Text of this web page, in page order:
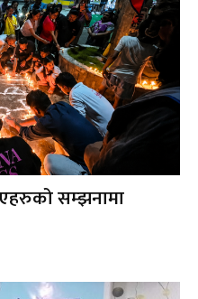
सम्झनामा